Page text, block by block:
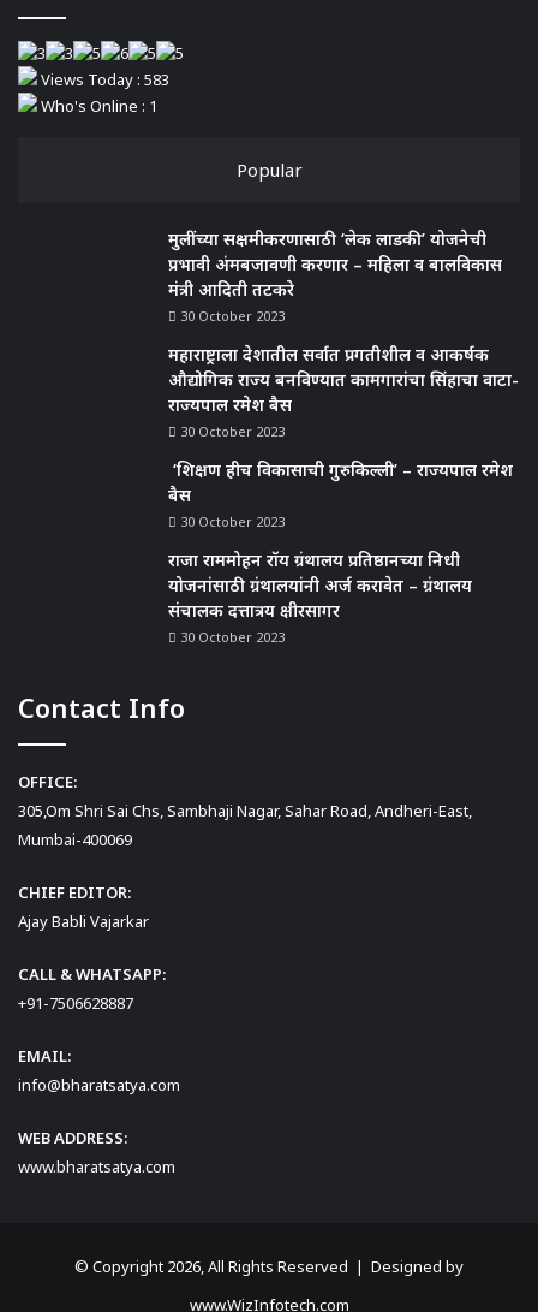
Views Today : 583
Who's Online : 1
Popular
मुलींच्या सक्षमीकरणासाठी ‘लेक लाडकी’ योजनेची
प्रभावी अंमबजावणी करणार – महिला व बालविकास
मंत्री आदिती तटकरे
30 October 2023
महाराष्ट्राला देशातील सर्वात प्रगतीशील व आकर्षक
औद्योगिक राज्य बनविण्यात कामगारांचा सिंहाचा वाटा-
राज्यपाल रमेश बैस
30 October 2023
‘शिक्षण हीच विकासाची गुरुकिल्ली’ – राज्यपाल रमेश
बैस
30 October 2023
राजा राममोहन रॉय ग्रंथालय प्रतिष्ठानच्या निधी
योजनांसाठी ग्रंथालयांनी अर्ज करावेत – ग्रंथालय
संचालक दत्तात्रय क्षीरसागर
30 October 2023
Contact Info
OFFICE:
305,Om Shri Sai Chs, Sambhaji Nagar, Sahar Road, Andheri-East,
Mumbai-400069
CHIEF EDITOR:
Ajay Babli Vajarkar
CALL & WHATSAPP:
+91-7506628887
EMAIL:
info@bharatsatya.com
WEB ADDRESS:
www.bharatsatya.com
© Copyright 2026, All Rights Reserved | Designed by
www.WizInfotech.com